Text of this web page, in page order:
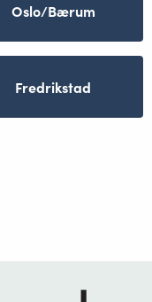
Oslo/Bærum
Fredrikstad